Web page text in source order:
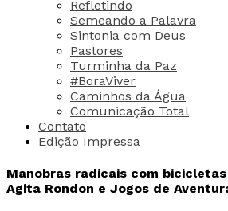
Refletindo
Semeando a Palavra
Sintonia com Deus
Pastores
Turminha da Paz
#BoraViver
Caminhos da Água
Comunicação Total
Contato
Edição Impressa
Manobras radicais com
Agita Rondon e Jogos de